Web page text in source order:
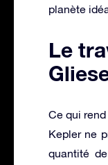
planète
Le
Ce qui
Kepler ne
quantité